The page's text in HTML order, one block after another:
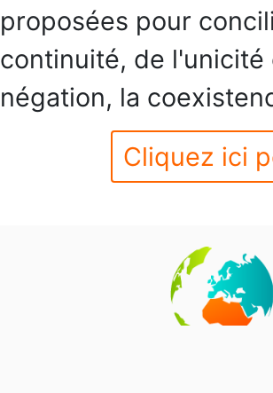
proposées pour
continuité, de
négation, la
Cliquez ici